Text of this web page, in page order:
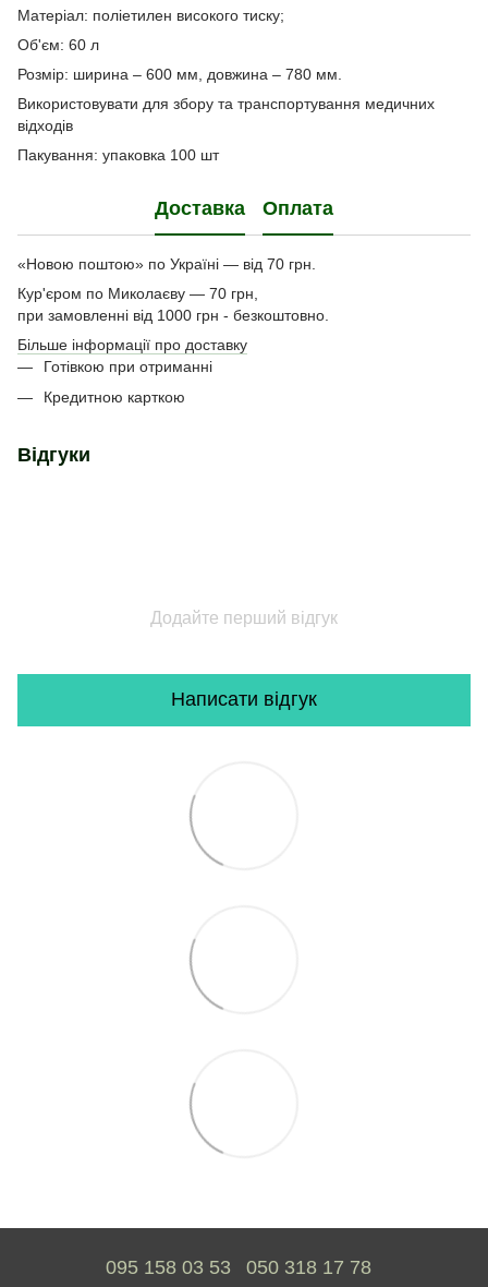
Матеріал: поліетилен високого тиску;
Об'єм: 60 л
Розмір: ширина – 600 мм, довжина – 780 мм.
Використовувати для збору та транспортування медичних
відходів
Пакування: упаковка 100 шт
Доставка Оплата
«Новою поштою» по Україні — від 70 грн.
Кур'єром по Миколаєву — 70 грн,
при замовленні від 1000 грн - безкоштовно.
Більше інформації про доставку
Готівкою при отриманні
Кредитною карткою
Відгуки
Додайте перший відгук
Написати відгук
095 158 03 53 050 318 17 78